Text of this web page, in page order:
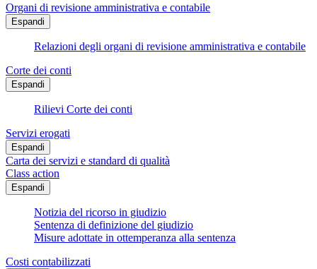
Organi di revisione amministrativa e contabile
Espandi
Relazioni degli organi di revisione amministrativa e contabile
Corte dei conti
Espandi
Rilievi Corte dei conti
Servizi erogati
Espandi
Carta dei servizi e standard di qualità
Class action
Espandi
Notizia del ricorso in giudizio
Sentenza di definizione del giudizio
Misure adottate in ottemperanza alla sentenza
Costi contabilizzati